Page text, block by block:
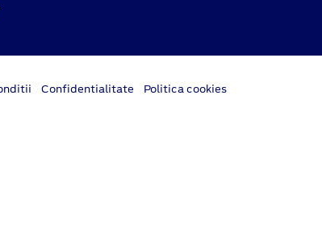
Confidentialitate Politica cookies